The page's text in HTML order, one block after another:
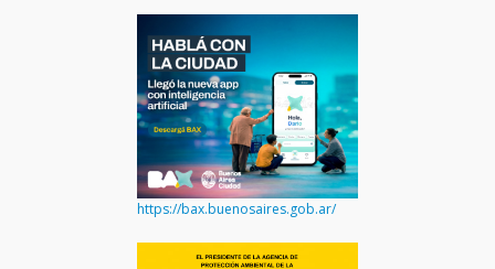
https://bax.buenosaires.gob.ar/